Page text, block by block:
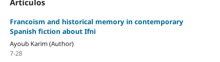
Artículos
Francoism and historical memory in contemporary
Spanish fiction about Ifni
Ayoub Karim (Author)
7-28